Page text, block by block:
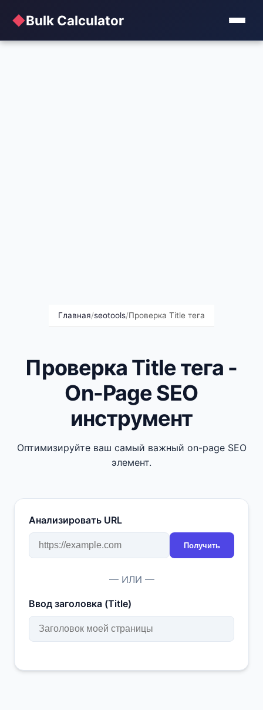
◆Bulk Calculator
Главная/seotools/Проверка Title тега
Проверка Title тега -
On-Page SEO
инструмент
Оптимизируйте ваш самый важный on-page SEO
элемент.
Анализировать URL
Получить
— ИЛИ —
Ввод заголовка (Title)